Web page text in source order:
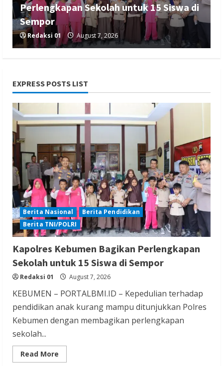
Perlengkapan Sekolah untuk 15 Siswa di
Sempor
Redaksi 01 August 7, 2026
Penanganan Kasus Penganiayaan yang
Mengakibatkan Korban Meninggal di
Tarogong Kidul
Redaksi 01 August 7, 2026
Berita Hiburan
Berita Lifestyle dan Insurance
Berita Trending
Film Terlaris 2026 Spider Man Brand New
Day Raup Rp 20,6 T dalam Sepekan
Redaksi 01 August 6, 2026
EXPRESS POSTS LIST
Berita Nasional
Berita Pendidikan
Berita TNI/POLRI
Kapolres Kebumen Bagikan Perlengkapan
Sekolah untuk 15 Siswa di Sempor
Redaksi 01 August 7, 2026
KEBUMEN – PORTALBMI.ID – Kepedulian terhadap
pendidikan anak kurang mampu ditunjukkan Polres
Kebumen dengan membagikan perlengkapan
sekolah...
Read More
more